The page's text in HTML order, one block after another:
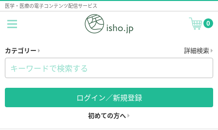
医学・医療の電子コンテンツ配信サービス
0
カテゴリー 詳細検索
ログイン／新規登録
初めての方へ